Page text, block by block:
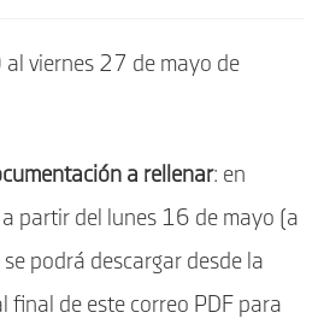
al viernes 27 de mayo de
a rellenar: en
partir del lunes 16 de mayo (a
podrá descargar desde la
final de este correo PDF para